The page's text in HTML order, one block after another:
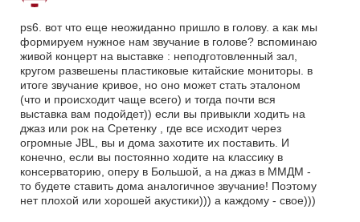
ps6. вот что еще неожиданно пришло в голову. а как мы
формируем нужное нам звучание в голове? вспоминаю
живой концерт на выставке : неподготовленный зал,
кругом развешены пластиковые китайские мониторы. в
итоге звучание кривое, но оно может стать эталоном
(что и происходит чаще всего) и тогда почти вся
выставка вам подойдет)) если вы привыкли ходить на
джаз или рок на Сретенку , где все исходит через
огромные JBL, вы и дома захотите их поставить. И
конечно, если вы постоянно ходите на классику в
консерваторию, оперу в Большой, а на джаз в ММДМ -
то будете ставить дома аналогичное звучание! Поэтому
нет плохой или хорошей акустики))) а каждому - свое)))